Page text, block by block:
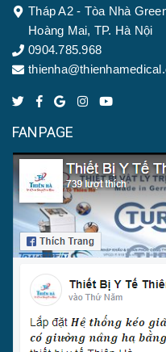
Tháp A2 - Tòa Nhà
Hoàng Mai, TP. Hà Nội
0904.785.968
FANPAGE